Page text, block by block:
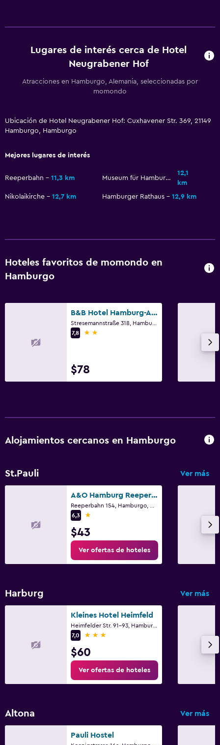
La comida se puede entregar en el alojamiento
Recepción 24 horas
Estacionamiento privado
Escritorio
Salud y seguridad
Limpieza diaria
Terraza/patio
Lugares de interés cerca de Hotel
Neugrabener Hof
Atracciones en Hamburgo, Alemania, seleccionadas por
momondo
Ubicación de Hotel Neugrabener Hof: Cuxhavener Str. 369, 21149
Hamburgo, Hamburgo
Mejores lugares de interés
Reeperbahn 11,3 km Museum für Hamburgische Geschichte
12,1
km
Nikolaikirche
12,7 km Hamburger Rathaus 12,9 km
Hoteles favoritos de momondo en
Hamburgo
B&B Hotel Hamburg-Altona
7,8
2 estrellas
$78
Alojamientos cercanos en Hamburgo
St.Pauli Ver más
A&O Hamburg Reeperbahn
6,3
1 estrella
$43
Ver ofertas de hoteles
Harburg Ver más
Kleines Hotel Heimfeld
Heimfelder Str. 91-93, Hamburgo, Hamburgo
7,0
3 estrellas
$60
Ver ofertas de hoteles
Altona Ver más
Pauli Hostel